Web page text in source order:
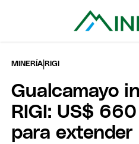
MINERÍA |RIGI
Gualcamayo
RIGI: US$
para extender